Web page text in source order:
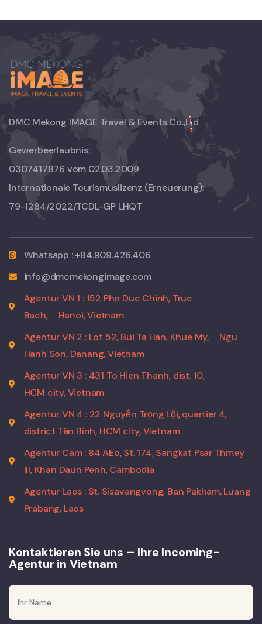
DMC Mekong IMAGE Travel & Events Co.,Ltd
Gewerbeerlaubnis:
0307417876 vom 02.03.2009
Internationale Tourismuslizenz (Erneuerung):
79-1284/2022/TCDL-GP LHQT
Whatsapp : +84.909.426.406
info@dmcmekongimage.com
Agentur VN 1 : 152 Pho Duc Chinh, Truc
Bach,
Hanoi, Vietnam
Agentur VN 2 : Lot 52, Bui Ta Han, Khue My,
Ngu
Hanh Son, Danang, Vietnam
Agentur VN 3 : 431 To Hien Thanh, dist. 10,
HCM city, Vietnam
Agentur VN 4 : 22 Nguyễn Trọng Lội, quartier 4,
district Tân Bình, HCM city, Vietnam
Agentur Cam : 84 AEo, St. 174, Sangkat Psar Thmey
III, Khan Daun Penh, Cambodia
Agentur Laos : St. Sisavangvong, Ban Pakham, Luang
Prabang, Laos
Kontaktieren Sie uns – Ihre Incoming-
Agentur in Vietnam